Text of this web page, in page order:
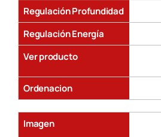
Regulación Profundidad
Regulación Energía
Ver producto
Ordenacion
Imagen